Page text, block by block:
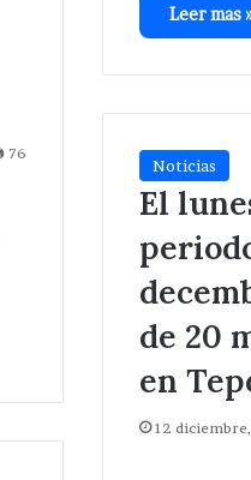
Leer mas
76
Noticias
El
de 20
en
12